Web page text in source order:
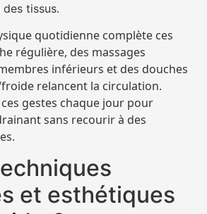
tissus.
quotidienne complète ces
régulière, des massages
inférieurs et des douches
relancent la circulation.
gestes chaque jour pour
sans recourir à des
et esthétiques